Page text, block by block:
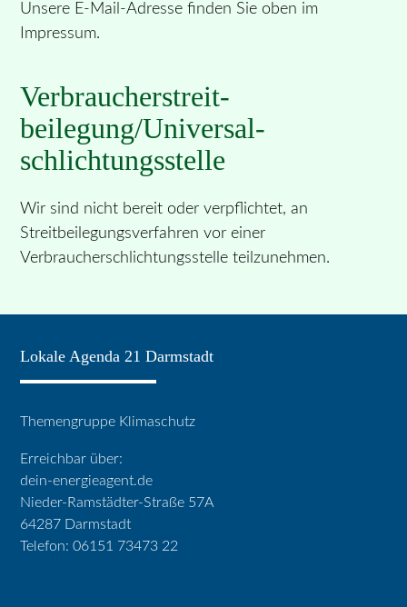
Unsere E-Mail-Adresse finden Sie oben im
Impressum.
Verbraucher­streit­
beilegung/Universal­
schlichtungs­stelle
Wir sind nicht bereit oder verpflichtet, an
Streitbeilegungsverfahren vor einer
Verbraucherschlichtungsstelle teilzunehmen.
Lokale Agenda 21 Darmstadt
Themengruppe Klimaschutz
Erreichbar über:
dein-energieagent.de
Nieder-Ramstädter-Straße 57A
64287 Darmstadt
Telefon: 06151 73473 22